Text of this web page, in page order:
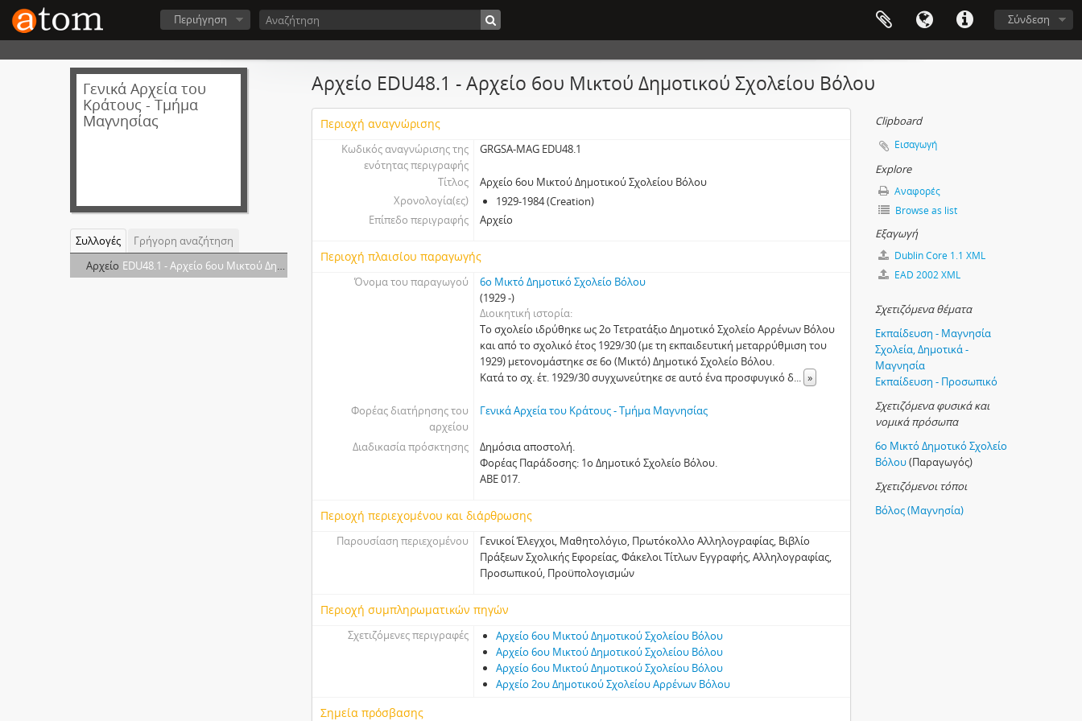
Σύνδεση
Περιήγηση
Γενικά Αρχεία του
Κράτους - Τμήμα
Μαγνησίας
Συλλογές
Γρήγορη αναζήτηση
Αρχείο EDU48.1 - Αρχείο 6ου Μικτού Δημοτικού Σχολείου Βόλου
Αρχείο EDU48.1 - Αρχείο 6ου Μικτού Δημοτικού Σχολείου Βόλου
Περιοχή αναγνώρισης
Κωδικός αναγνώρισης της
ενότητας περιγραφής
GRGSA-MAG EDU48.1
Τίτλος
Αρχείο 6ου Μικτού Δημοτικού Σχολείου Βόλου
Χρονολογία(ες)
1929-1984 (Creation)
Επίπεδο περιγραφής
Αρχείο
Περιοχή πλαισίου παραγωγής
Όνομα του παραγωγού
6ο Μικτό Δημοτικό Σχολείο Βόλου
(1929 -)
Διοικητική ιστορία
Το σχολείο ιδρύθηκε ως 2ο Τετρατάξιο Δημοτικό Σχολείο Αρρένων Βόλου
και από το σχολικό έτος 1929/30 (με τη εκπαιδευτική μεταρρύθμιση του
1929) μετονομάστηκε σε 6ο (Μικτό) Δημοτικό Σχολείο Βόλου.
Κατά το σχ. έτ. 1929/30 συγχωνεύτηκε σε αυτό ένα προσφυγικό δ... »
Φορέας διατήρησης του
αρχείου
Γενικά Αρχεία του Κράτους - Τμήμα Μαγνησίας
Διαδικασία πρόσκτησης
Δημόσια αποστολή.
Φορέας Παράδοσης: 1ο Δημοτικό Σχολείο Βόλου.
ΑΒΕ 017.
Περιοχή περιεχομένου και διάρθρωσης
Παρουσίαση περιεχομένου
Γενικοί Έλεγχοι, Μαθητολόγιο, Πρωτόκολλο Αλληλογραφίας, Βιβλίο
Πράξεων Σχολικής Εφορείας, Φάκελοι Τίτλων Εγγραφής, Αλληλογραφίας,
Προσωπικού, Προϋπολογισμών
Περιοχή συμπληρωματικών πηγών
Σχετιζόμενες περιγραφές
Αρχείο 6ου Μικτού Δημοτικού Σχολείου Βόλου
Αρχείο 6ου Μικτού Δημοτικού Σχολείου Βόλου
Αρχείο 6ου Μικτού Δημοτικού Σχολείου Βόλου
Αρχείο 2ου Δημοτικού Σχολείου Αρρένων Βόλου
Σημεία πρόσβασης
Clipboard
Εισαγωγή
Explore
Αναφορές
Browse as list
Εξαγωγή
Dublin Core 1.1 XML
EAD 2002 XML
Σχετιζόμενα θέματα
Εκπαίδευση - Μαγνησία
Σχολεία, Δημοτικά -
Μαγνησία
Εκπαίδευση - Προσωπικό
Σχετιζόμενα φυσικά και
νομικά πρόσωπα
6ο Μικτό Δημοτικό Σχολείο
Βόλου(Παραγωγός)
Σχετιζόμενοι τόποι
Βόλος (Μαγνησία)